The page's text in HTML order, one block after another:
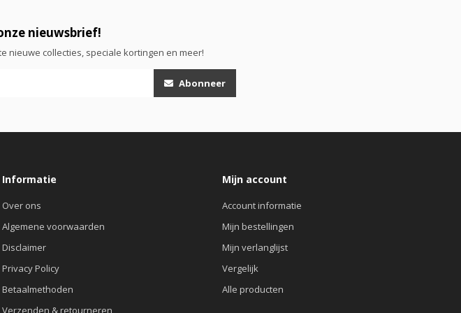
nieuwsbrief!
nieuwe collecties, speciale kortingen en meer!
Abonneer
Informatie
Over ons
Algemene voorwaarden
Disclaimer
Privacy Policy
Betaalmethoden
Verzenden & retourneren
Mijn account
Account informatie
Mijn bestellingen
Mijn verlanglijst
Vergelijk
Alle producten